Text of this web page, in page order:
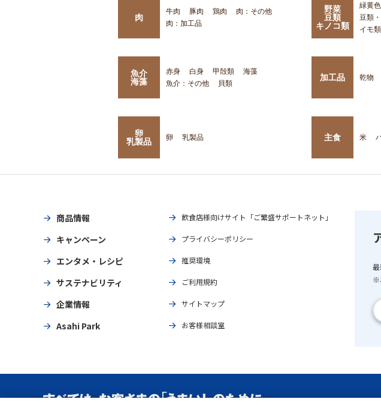
肉
牛肉 豚肉 鶏肉
肉：その他
肉：加工品
野菜
豆類
キノコ類
緑黄
豆類
イモ類
魚介
海藻
赤身 白身 甲殻類
海藻
魚介：その他
貝類
加工品 乾物
卵
乳製品
卵 乳製品 主食 米
商品情報
キャンペーン
エンタメ・レシピ
サステナビリティ
企業情報
Asahi Park
飲食店様向けサイト「ご繁盛サポートネット」
プライバシーポリシー
推奨環境
ご利用規約
サイトマップ
お客様相談室
※